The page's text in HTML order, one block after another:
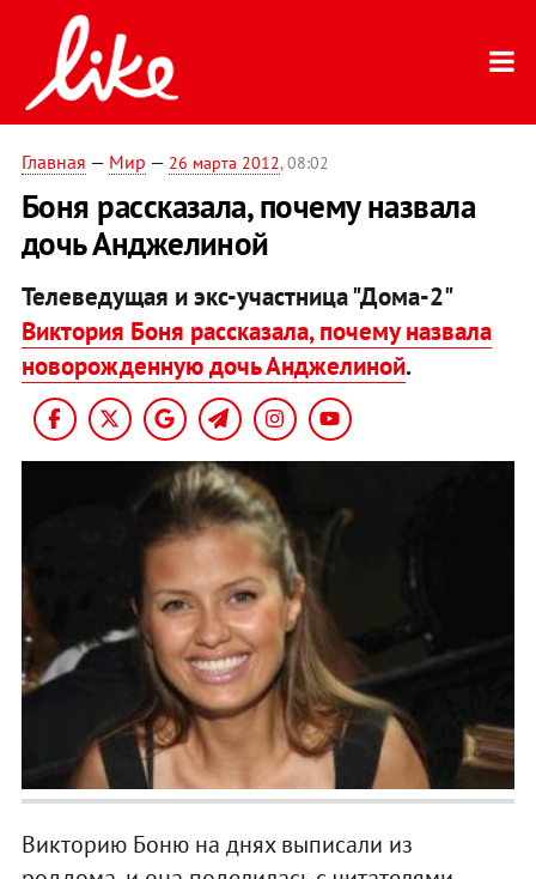
Главная — Мир — 26 марта 2012, 08:02
Боня рассказала, почему назвала
дочь Анджелиной
Телеведущая и экс-участница "Дома-2"
Виктория Боня рассказала, почему назвала
новорожденную дочь Анджелиной.
Викторию Боню на днях выписали из